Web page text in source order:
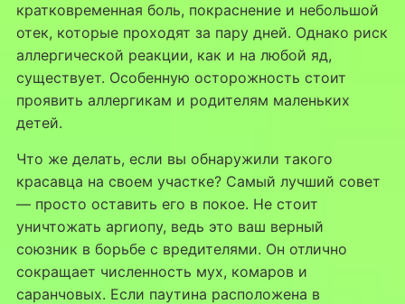
кратковременная боль, покраснение и небольшой
отек, которые проходят за пару дней. Однако риск
аллергической реакции, как и на любой яд,
существует. Особенную осторожность стоит
проявить аллергикам и родителям маленьких
детей.
Что же делать, если вы обнаружили такого
красавца на своем участке? Самый лучший совет
— просто оставить его в покое. Не стоит
уничтожать аргиопу, ведь это ваш верный
союзник в борьбе с вредителями. Он отлично
сокращает численность мух, комаров и
саранчовых. Если паутина расположена в